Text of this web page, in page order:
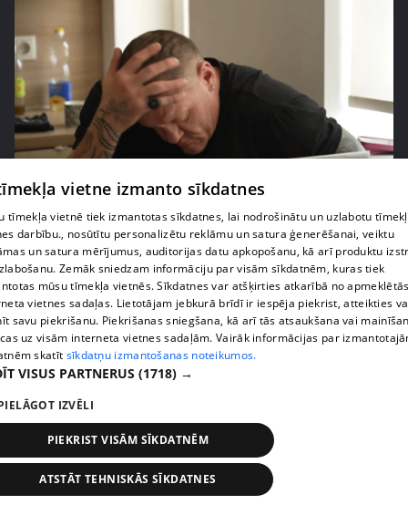
pirms 2 nedēļām, 6 dienām
Kaspars Kambala neslēpj vilšanos par bijušo sievu
Tifāniju
72. epizode
vietne izmanto sīkdatnes
tīmekļa vietnē tiek izmantotas sīkdatnes, lai nodrošinātu un uzlabotu
darbību., nosūtītu personalizētu reklāmu un satura ģenerēšanai, veiktu
un satura mērījumus, auditorijas datu apkopošanu, kā arī produktu
Zemāk sniedzam informāciju par visām sīkdatnēm, kuras tiek
mūsu tīmekļa vietnēs. Sīkdatnes var atšķirties atkarībā no
vietnes sadaļas. Lietotājam jebkurā brīdī ir iespēja piekrist, atteikties
savu piekrišanu. Piekrišanas sniegšana, kā arī tās atsaukšana vai
uz visām interneta vietnes sadaļām. Vairāk informācijas par
skatīt sīkdatņu izmantošanas noteikumos.
VISUS PARTNERUS (1718) →
IZVĒLI
PIEKRIST VISĀM SĪKDATNĒM
ATSTĀT TEHNISKĀS SĪKDATNES